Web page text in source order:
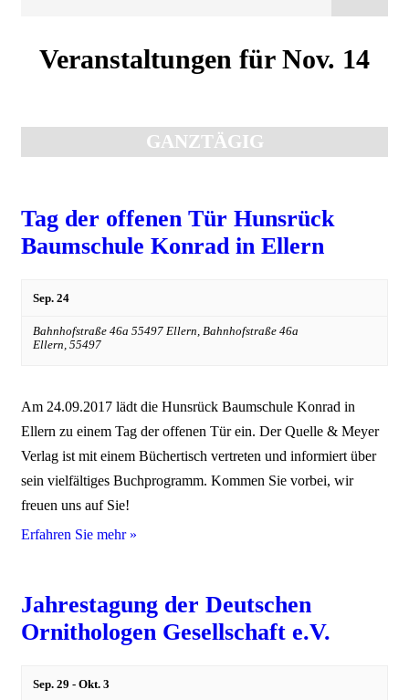
Veranstaltungen für Nov. 14
GANZTÄGIG
Tag der offenen Tür Hunsrück
Baumschule Konrad in Ellern
Sep. 24
Bahnhofstraße 46a 55497 Ellern, Bahnhofstraße 46a
Ellern 55497
Am 24.09.2017 lädt die Hunsrück Baumschule Konrad in
Ellern zu einem Tag der offenen Tür ein. Der Quelle & Meyer
Verlag ist mit einem Büchertisch vertreten und informiert über
sein vielfältiges Buchprogramm. Kommen Sie vorbei, wir
freuen uns auf Sie!
Erfahren Sie mehr »
Jahrestagung der Deutschen
Ornithologen Gesellschaft e.V.
Sep. 29 - Okt. 3